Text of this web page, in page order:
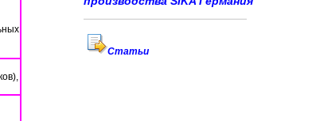
Cтатьи